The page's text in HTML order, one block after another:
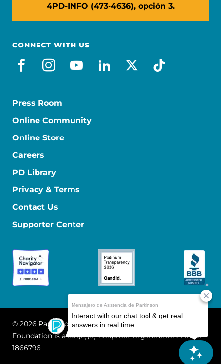
4PD-INFO (473-4636), opción 3.
CONNECT WITH US
facebook_es
instagram
youtube
linkedin
x-socialtiktok
Press Room
Online Community
Online Store
Careers
PD Library
Privacy & Terms
Contact Us
Supporter Center
© 2026 Parkinson's Foundation
The Parkinson's
Foundation is a 501(c)(3) nonprofit organization. EIN: 13-
1866796